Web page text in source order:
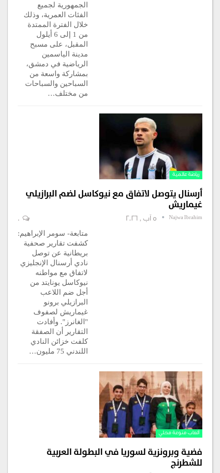
الجمهورية لجميع
الفئات العمرية، وذلك
خلال الفترة الممتدة
من 1 إلى 6 أيلول
المقبل، على مسبح
مدينة الياسمين
الرياضية في دمشق،
بمشاركة واسعة من
السباحين والسباحات
من مختلف…
رياضة عالمية
أرسنال يتوصل لاتفاق مع نيوكاسل لضم البرازيلي
غيماريش
Najwa Ibrahim
0
متابعة- سومر الإبراهيم:
كشفت تقارير صحفية
بريطانية عن توصل
نادي أرسنال الإنجليزي
لاتفاق مع مواطنه
نيوكاسل يونايتد من
أجل ضم اللاعب
البرازيلي برونو
غيماريش لصفوف
"الغانرز". وأفادت
التقارير أن الصفقة
كلفت خزائن النادي
اللندني 75 مليون…
ألعاب منوعة محلي
فضية وبرونزية لسوريا في البطولة العربية
للشطرنج